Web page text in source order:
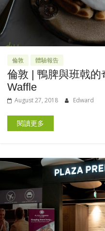
倫敦 體驗報告
倫敦 | 鴨脾與班戟
Waffle
August 27, 2018 Edward
閱讀更多